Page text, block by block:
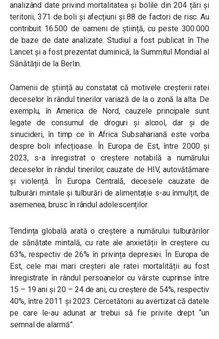
analizând date privind mortalitatea și bolile din 204 țări și
teritorii, 371 de boli și afecțiuni și 88 de factori de risc. Au
contribuit 16.500 de oameni de știință, cu peste 300.000
de baze de date analizate. Studiul a fost publicat în The
Lancet și a fost prezentat duminică, la Summitul Mondial al
Sănătății de la Berlin.
Oamenii de știință au constatat că motivele creșterii ratei
deceselor în rândul tinerilor variază de la o zonă la alta. De
exemplu, în America de Nord, cauzele principale sunt
legate de consumul de droguri și alcool, dar și de
sinucideri, în timp ce în Africa Subsahariană este vorba
despre boli infecțioase. În Europa de Est, între 2000 și
2023, s-a înregistrat o creștere notabilă a numărului
deceselor în rândul tinerilor, cauzate de HIV, autovătămare
și violență. În Europa Centrală, decesele cauzate de
tulburări mintale și tulburări de alimentație s-au înmulțit, de
asemenea, brusc în rândul adolescenților.
Tendința globală arată o creștere a numărului tulburărilor
de sănătate mintală, cu rate ale anxietății în creștere cu
63%, respectiv de 26% în privința depresiei. În Europa de
Est, cele mai mari creșteri ale ratei mortalității au fost
înregistrate în rândul persoanelor cu vârste cuprinse între
15 – 19 ani și 20 – 24 de ani, cu creștere de 54%, respectiv
40%, între 2011 și 2023. Cercetătorii au avertizat că datele
pe care le-au adunat ar trebui să fie privite drept “un
semnal de alarmă”.